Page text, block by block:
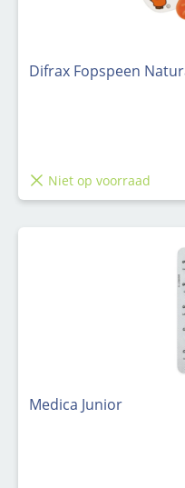
Difrax Fopspeen
Niet op voorraad
Medica Junior